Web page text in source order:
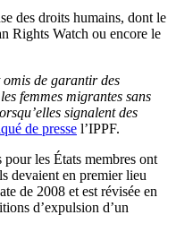
des droits humains, dont le
Rights Watch ou encore le
omis de garantir des
femmes migrantes sans
signalent des
de presse l’IPPF.
les États membres ont
devaient en premier lieu
de 2008 et est révisée en
d’expulsion d’un